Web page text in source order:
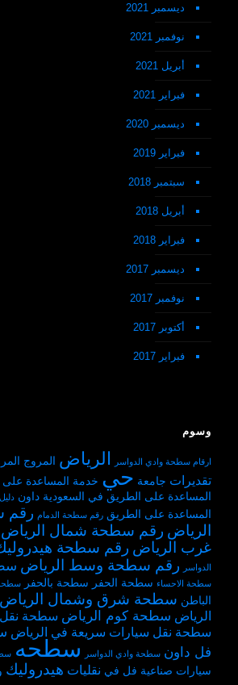
ديسمبر 2021
نوفمبر 2021
أبريل 2021
فبراير 2021
ديسمبر 2020
فبراير 2019
سبتمبر 2018
أبريل 2018
فبراير 2018
ديسمبر 2017
نوفمبر 2017
أكتوبر 2017
فبراير 2017
وسوم
ارقام سطحة وادي الدواسر الرياض المروج
تقديرات جامعة حي خدمة المساعدة على
المساعدة على الطريق في السعودية داون
المساعدة على الطريق رقم سطحة الدمام رقم
الرياض رقم سطحة شمال الرياض
غرب الرياض رقم سطحة
الدواسر
رقم سطحة وسط الرياض
سطحة الاحساء سطحة الحفر سطحة بالحفر سطحة
الباطن سطحة شرق وشمال الرياض
الرياض سطحة كوم الرياض سطحة نقل
سطحة نقل سيارات سريعة في الرياض
فل داون سطحة وادي الدواسر سطحه
سيارات صناعية فل في نقليات هيدروليك